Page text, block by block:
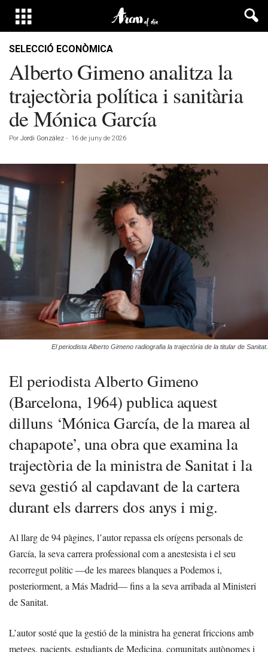
SELECCIÓ ECONÒMICA
Alberto Gimeno analitza la
trajectòria política i sanitària
de Mónica García
Por Jordi González - 16 de juny de 2026
El periodista Alberto Gimeno radiografia la trajectòria de la titular de Sanitat.
El periodista Alberto Gimeno
(Barcelona, 1964) publica aquest
dilluns ‘Mónica García, de la marea al
chapapote’, una obra que examina la
trajectòria de la ministra de Sanitat i la
seva gestió al capdavant de la cartera
durant els darrers dos anys i mig.
Al llarg de 94 pàgines, l’autor repassa els orígens personals de
García, la seva carrera professional com a anestesista i el seu
recorregut polític —de les marees blanques a Podemos i,
posteriorment, a Más Madrid— fins a la seva arribada al Ministeri
de Sanitat.
L’autor sosté que la gestió de la ministra ha generat friccions amb
metges, pacients, estudiants de Medicina, comunitats autònomes i